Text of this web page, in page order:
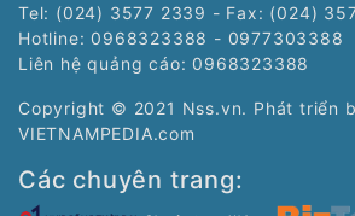
Tel: (024) 3577 2339 - Fax: (024)
Hotline: 0968323388 - 0977303388
Liên hệ quảng cáo: 0968323388
Copyright © 2021 Nss.vn. Phát triển
VIETNAMPEDIA.com
Các chuyên trang: